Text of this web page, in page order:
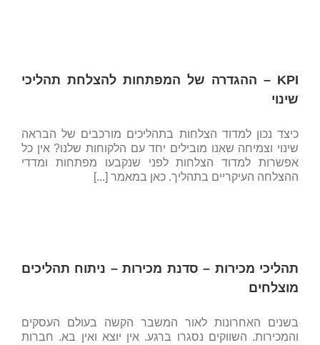
KPI – ההגדרה של המפתחות להצלחת תהליכי
שינוי
כיצד נכון למדוד הצלחות בתהליכים מורכבים של הבראה
שינוי וצמיחה שאנו מובילים יחד עם הלקוחות שלנו? אין כל
אפשרות למדוד הצלחות לפני שנקבעו מפתחות ומדדי
ההצלחה העיקריים בתהליך. כאן במאמר [...]
תהליכי מכירות – סדנת מכירות – ניתוח תהליכים
מוצלחים
בשנים האחרונות לאור המשבר הקשה בעולם העסקים
והמכירות. השווקים נסגרו ברגע. אין יוצא ואין בא. חברות